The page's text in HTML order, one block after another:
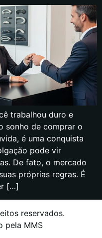
trabalhou duro e
sonho de comprar o
é uma conquista
pode vir
De fato, o mercado
próprias regras. É
[…]
reservados.
pela MMS